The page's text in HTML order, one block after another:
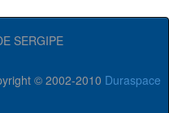
SERGIPE
© 2002-2010 Duraspace